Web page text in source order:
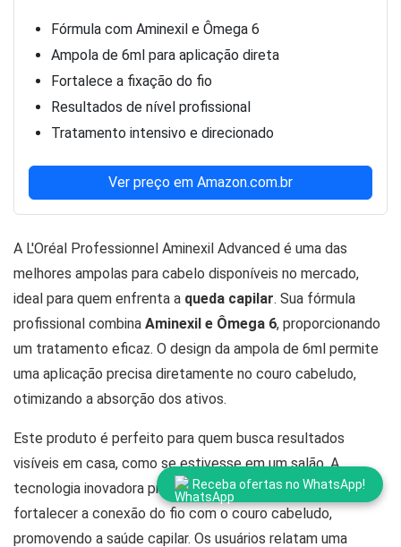
Receba ofertas no WhatsApp!
Fórmula com Aminexil e Ômega 6
Ampola de 6ml para aplicação direta
Fortalece a fixação do fio
Resultados de nível profissional
Tratamento intensivo e direcionado
Ver preço em Amazon.com.br
A L'Oréal Professionnel Aminexil Advanced é uma das
melhores ampolas para cabelo disponíveis no mercado,
ideal para quem enfrenta a queda capilar. Sua fórmula
profissional combina Aminexil e Ômega 6, proporcionando
um tratamento eficaz. O design da ampola de 6ml permite
uma aplicação precisa diretamente no couro cabeludo,
otimizando a absorção dos ativos.
Este produto é perfeito para quem busca resultados
visíveis em casa, como se estivesse em um salão. A
tecnologia inovadora presente na fórmula ajuda a
fortalecer a conexão do fio com o couro cabeludo,
promovendo a saúde capilar. Os usuários relatam uma